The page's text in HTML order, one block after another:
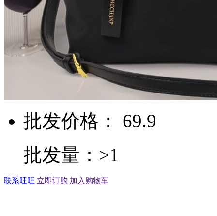
批发价格： 69.9
批发量：>1
联系旺旺 立即订购 加入购物车